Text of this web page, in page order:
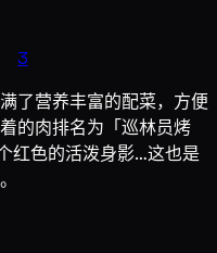
3
了营养丰富的配菜，方便
的肉排名为「巡林员烤
红色的活泼身影…这也是